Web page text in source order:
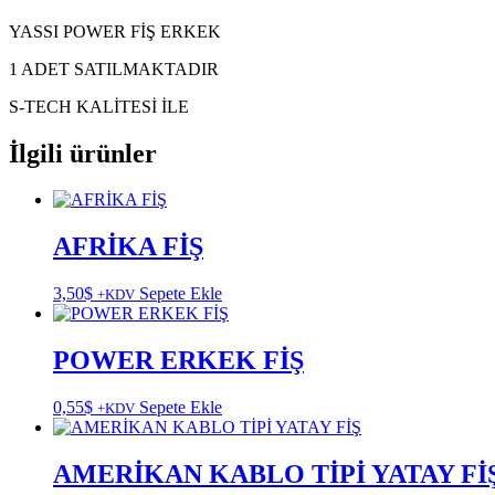
YASSI POWER FİŞ ERKEK
1 ADET SATILMAKTADIR
S-TECH KALİTESİ İLE
İlgili ürünler
AFRİKA FİŞ
3,50$ +KDV Sepete Ekle
POWER ERKEK FİŞ
0,55$ +KDV Sepete Ekle
AMERİKAN KABLO TİPİ YATAY